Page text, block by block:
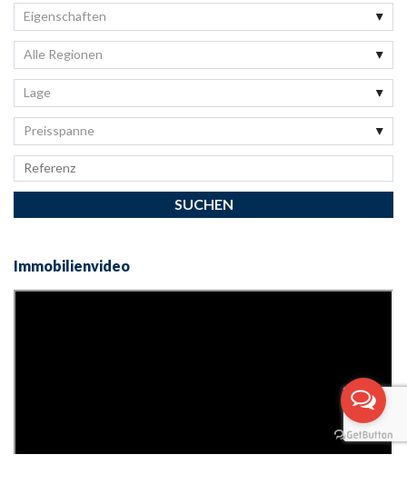
Eigenschaften
Alle Regionen
Lage
Preisspanne
Immobilienvideo